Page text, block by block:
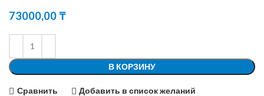
73000,00₸
В КОРЗИНУ
Сравнить Добавить в список желаний